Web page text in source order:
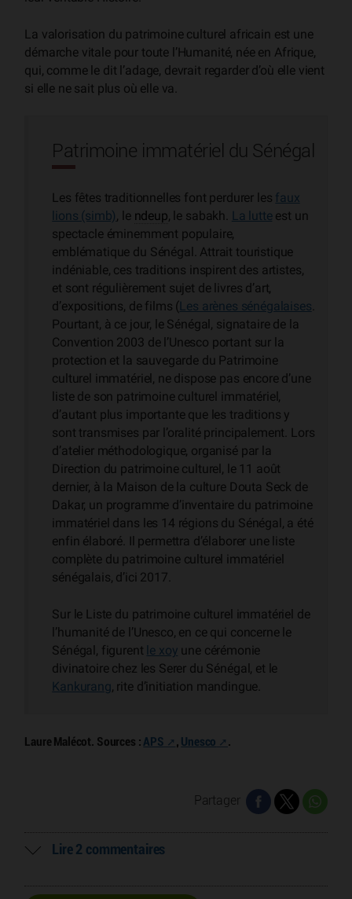
La valorisation du patrimoine culturel africain est une
démarche vitale pour toute l’Humanité, née en Afrique,
qui, comme le dit l’adage, devrait regarder d’où elle vient
si elle ne sait plus où elle va.
Patrimoine immatériel du Sénégal
Les fêtes traditionnelles font perdurer les faux
lions (simb), le ndeup, le sabakh. La lutteest un
spectacle éminemment populaire,
emblématique du Sénégal. Attrait touristique
indéniable, ces traditions inspirent des artistes,
et sont régulièrement sujet de livres d’art,
d’expositions, de films (Les arènes sénégalaises.
Pourtant, à ce jour, le Sénégal, signataire de la
Convention 2003 de l’Unesco portant sur la
protection et la sauvegarde du Patrimoine
culturel immatériel, ne dispose pas encore d’une
liste de son patrimoine culturel immatériel,
d’autant plus importante que les traditions y
sont transmises par l’oralité principalement. Lors
d’atelier méthodologique, organisé par la
Direction du patrimoine culturel, le 11 août
dernier, à la Maison de la culture Douta Seck de
Dakar, un programme d’inventaire du patrimoine
immatériel dans les 14 régions du Sénégal, a été
enfin élaboré. Il permettra d’élaborer une liste
complète du patrimoine culturel immatériel
sénégalais, d’ici 2017.
Sur le Liste du patrimoine culturel immatériel de
l’humanité de l’Unesco, en ce qui concerne le
Sénégal, figurent le xoy une cérémonie
divinatoire chez les Serer du Sénégal, et le
Kankurang , rite d’initiation mandingue.
Laure Malécot. Sources : APS , Unesco .
Partager
Lire 2 commentaires